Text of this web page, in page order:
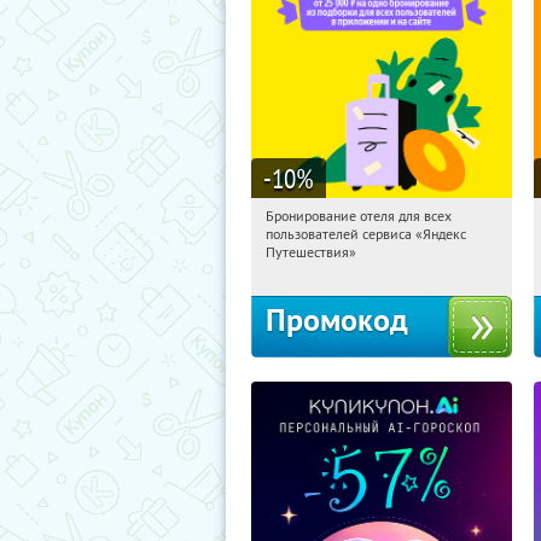
-10%
11:16:42
Получи первым!
Россия
Бронирование отеля для всех
пользователей сервиса «Яндекс
Путешествия»
Промокод